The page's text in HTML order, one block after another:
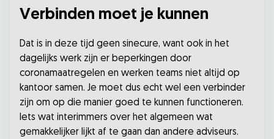
Verbinden moet je kunnen
Dat is in deze tijd geen sinecure, want ook in het
dagelijks werk zijn er beperkingen door
coronamaatregelen en werken teams niet altijd op
kantoor samen. Je moet dus echt wel een verbinder
zijn om op die manier goed te kunnen functioneren.
Iets wat interimmers over het algemeen wat
gemakkelijker lijkt af te gaan dan andere adviseurs.